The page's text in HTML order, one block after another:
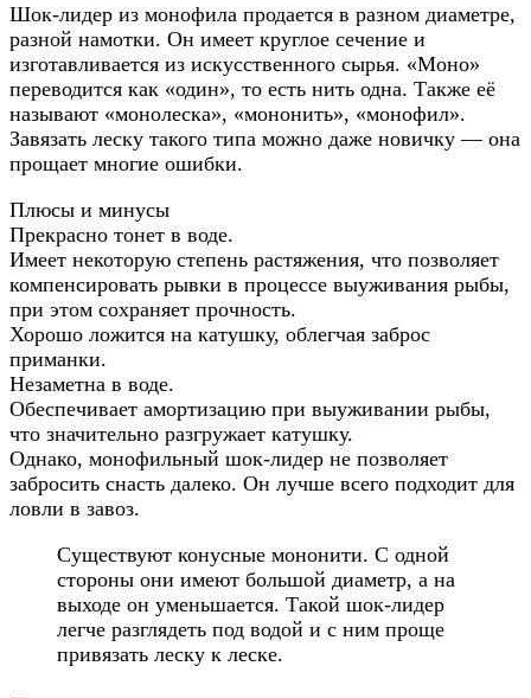
Шок-лидер из монофила продается в разном диаметре,
разной намотки. Он имеет круглое сечение и
изготавливается из искусственного сырья. «Моно»
переводится как «один», то есть нить одна. Также её
называют «монолеска», «мононить», «монофил».
Завязать леску такого типа можно даже новичку — она
прощает многие ошибки.
Плюсы и минусы
Прекрасно тонет в воде.
Имеет некоторую степень растяжения, что позволяет
компенсировать рывки в процессе выуживания рыбы,
при этом сохраняет прочность.
Хорошо ложится на катушку, облегчая заброс
приманки.
Незаметна в воде.
Обеспечивает амортизацию при выуживании рыбы,
что значительно разгружает катушку.
Однако, монофильный шок-лидер не позволяет
забросить снасть далеко. Он лучше всего подходит для
ловли в завоз.
Существуют конусные мононити. С одной
стороны они имеют большой диаметр, а на
выходе он уменьшается. Такой шок-лидер
легче разглядеть под водой и с ним проще
привязать леску к леске.